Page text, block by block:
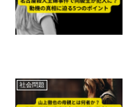
社会問題